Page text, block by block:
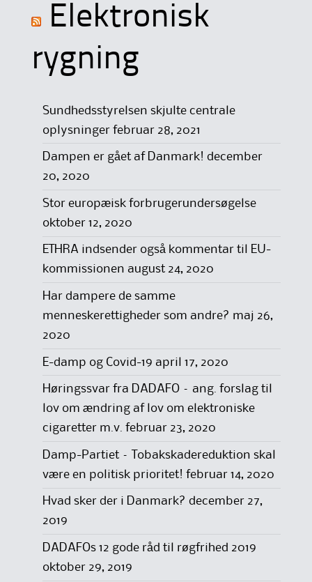
Elektronisk
rygning
Sundhedsstyrelsen skjulte centrale
oplysninger februar 28, 2021
Dampen er gået af Danmark! december
20, 2020
Stor europæisk forbrugerundersøgelse
oktober 12, 2020
ETHRA indsender også kommentar til EU-
kommissionen august 24, 2020
Har dampere de samme
menneskerettigheder som andre? maj 26,
2020
E-damp og Covid-19 april 17, 2020
Høringssvar fra DADAFO – ang. forslag til
lov om ændring af lov om elektroniske
cigaretter m.v. februar 23, 2020
Damp-Partiet – Tobakskadereduktion skal
være en politisk prioritet! februar 14, 2020
Hvad sker der i Danmark? december 27,
2019
DADAFOs 12 gode råd til røgfrihed 2019
oktober 29, 2019